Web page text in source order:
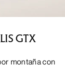
GTX
montaña con